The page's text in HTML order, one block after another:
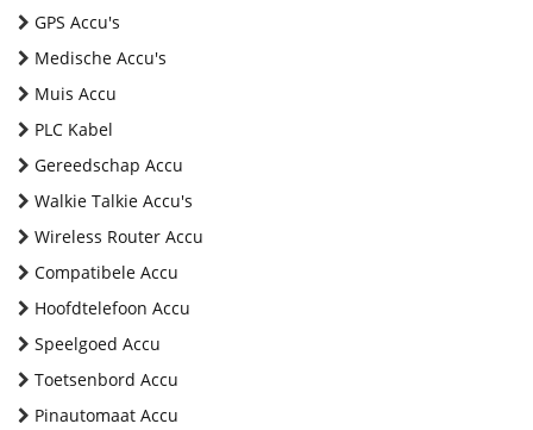
GPS Accu's
Medische Accu's
Muis Accu
PLC Kabel
Gereedschap Accu
Walkie Talkie Accu's
Wireless Router Accu
Compatibele Accu
Hoofdtelefoon Accu
Speelgoed Accu
Toetsenbord Accu
Pinautomaat Accu